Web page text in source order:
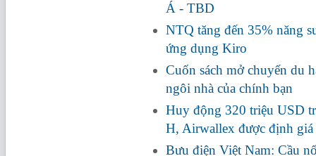
Á - TBD
NTQ tăng đến 35% năng
ứng dụng Kiro
Cuốn sách mở chuyến du
ngôi nhà của chính bạn
Huy động 320 triệu USD
H, Airwallex được định
Bưu điện Việt Nam: Cầu